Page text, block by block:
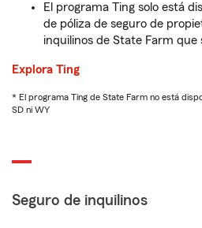
El programa Ting solo está
de póliza de seguro de
inquilinos de State Farm que
Explora Ting
* El programa Ting de State Farm no está
SD ni WY
Seguro de inquilinos